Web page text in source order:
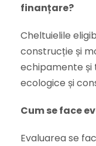
finanțare?
Cheltuielile
construcție și
echipamente și
ecologice și
Cum se face
Evaluarea se